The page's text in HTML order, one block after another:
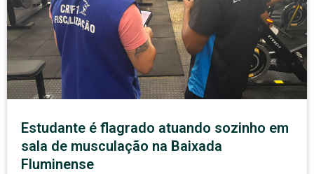
Estudante é flagrado atuando sozinho em
sala de musculação na Baixada
Fluminense